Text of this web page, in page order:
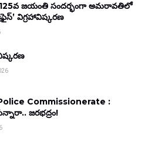
125వ జయంతి సందర్భంగా అమరావతిలో
విగ్రహావిష్కరణ
Commissionerate :
జరభద్రం!